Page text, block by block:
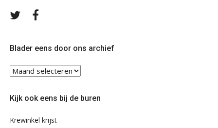
Volg
Blader eens door ons archief
Blader
ons
Kijk ook eens bij de buren
Krewinkel krijst